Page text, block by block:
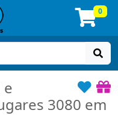
0
e
3080 em